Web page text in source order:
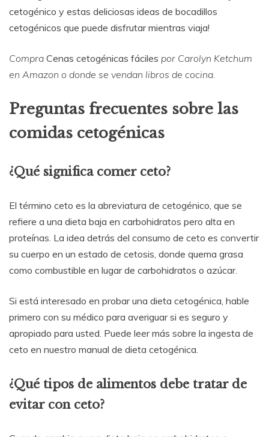
cetogénico y estas deliciosas ideas de bocadillos
cetogénicos que puede disfrutar mientras viaja!
Compra Cenas cetogénicas fáciles por Carolyn Ketchum
en Amazon o donde se vendan libros de cocina.
Preguntas frecuentes sobre las
comidas cetogénicas
¿Qué significa comer ceto?
El término ceto es la abreviatura de cetogénico, que se
refiere a una dieta baja en carbohidratos pero alta en
proteínas. La idea detrás del consumo de ceto es convertir
su cuerpo en un estado de cetosis, donde quema grasa
como combustible en lugar de carbohidratos o azúcar.
Si está interesado en probar una dieta cetogénica, hable
primero con su médico para averiguar si es seguro y
apropiado para usted. Puede leer más sobre la ingesta de
ceto en nuestro manual de dieta cetogénica.
¿Qué tipos de alimentos debe tratar de
evitar con ceto?